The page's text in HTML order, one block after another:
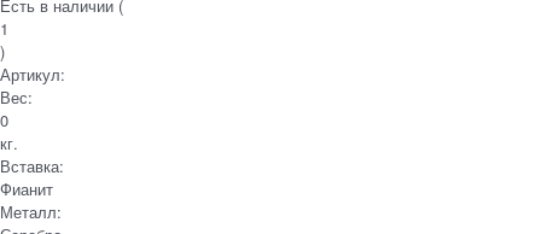
Есть в наличии (
1
)
Артикул:
Вес:
0
кг.
Вставка:
Фианит
Металл: